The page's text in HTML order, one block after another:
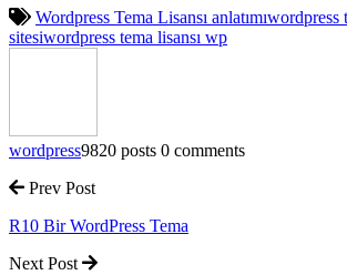
Wordpress Tema Lisansı anlatımıwordpress
sitesiwordpress tema lisansı wp
wordpress9820 posts 0 comments
Prev Post
R10 Bir WordPress Tema
Next Post